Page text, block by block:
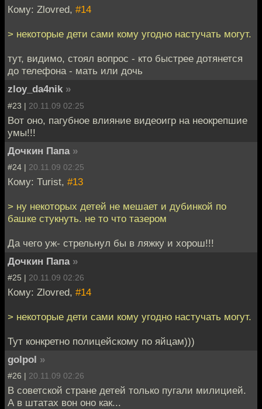
Кому: Zlovred, #14
> некоторые дети сами кому угодно настучать могут.
тут, видимо, стоял вопрос - кто быстрее дотянется
до телефона - мать или дочь
zloy_da4nik »
#23 | 20.11.09 02:25
Вот оно, пагубное влияние видеоигр на неокрепшие
умы!!!
Дочкин Папа »
#24 | 20.11.09 02:25
Кому: Turist, #13
> ну некоторых детей не мешает и дубинкой по
башке стукнуть. не то что тазером
Да чего уж- стрельнул бы в ляжку и хорош!!!
Дочкин Папа »
#25 | 20.11.09 02:26
Кому: Zlovred, #14
> некоторые дети сами кому угодно настучать могут.
Тут конкретно полицейскому по яйцам)))
golpol »
#26 | 20.11.09 02:26
В советской стране детей только пугали милицией.
А в штатах вон оно как...